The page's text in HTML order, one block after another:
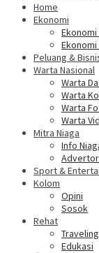
Home
Ekonomi
Ekonomi
Peluang &
Warta Nasional
Warta
Warta
Warta
Warta
Mitra Niaga
Info
Sport &
Kolom
Opini
Sosok
Rehat
Traveling
Edukasi